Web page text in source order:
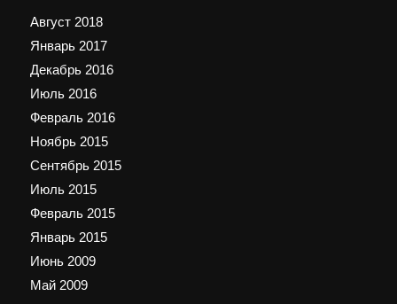
Август 2018
Январь 2017
Декабрь 2016
Июль 2016
Февраль 2016
Ноябрь 2015
Сентябрь 2015
Июль 2015
Февраль 2015
Январь 2015
Июнь 2009
Май 2009